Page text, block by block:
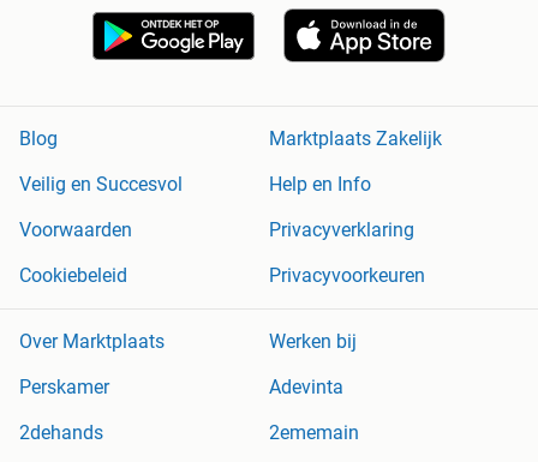
Blog
Marktplaats Zakelijk
Veilig en Succesvol
Help en Info
Voorwaarden
Privacyverklaring
Cookiebeleid
Privacyvoorkeuren
Over Marktplaats
Werken bij
Perskamer
Adevinta
2dehands
2ememain